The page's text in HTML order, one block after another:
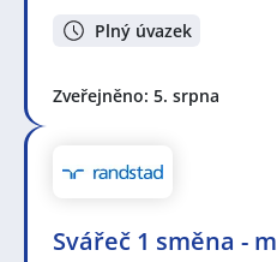
Plný úvazek
Zveřejněno: 5. srpna
Svářeč 1 směna -